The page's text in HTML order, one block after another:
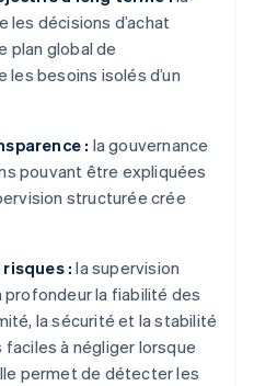
les décisions d’achat
plan global de
les besoins isolés d’un
: la gouvernance
pouvant être expliquées
structurée crée
:la supervision
profondeur la fiabilité des
la sécurité et la stabilité
à négliger lorsque
permet de détecter les